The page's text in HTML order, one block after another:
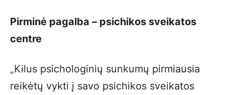
Pirminė pagalba – psichikos sveikatos
centre
„Kilus psichologinių sunkumų pirmiausia
reikėtų vykti į savo psichikos sveikatos